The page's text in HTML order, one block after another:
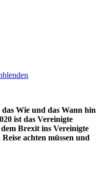
Wie und das Wann hin
ist das Vereinigte
Brexit ins Vereinigte
achten müssen und